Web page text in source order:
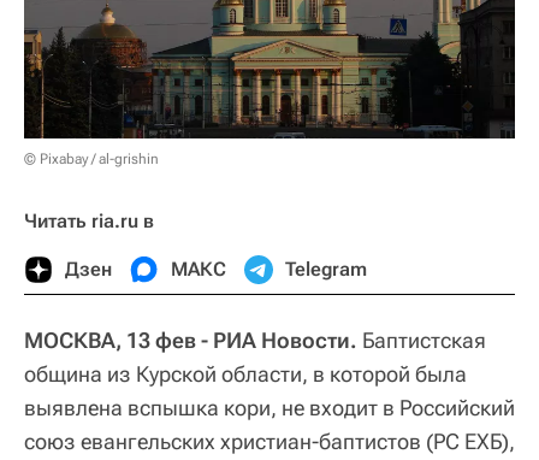
© Pixabay / al-grishin
Читать ria.ru в
Дзен МАКС Telegram
МОСКВА, 13 фев - РИА Новости. Баптистская
община из Курской области, в которой была
выявлена вспышка кори, не входит в Российский
союз евангельских христиан-баптистов (РС ЕХБ),